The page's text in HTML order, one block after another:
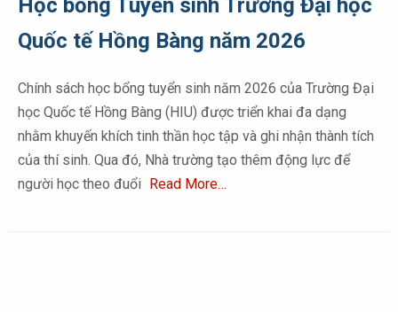
Học bổng Tuyển sinh Trường Đại học
Quốc tế Hồng Bàng năm 2026
Chính sách học bổng tuyển sinh năm 2026 của Trường Đại
học Quốc tế Hồng Bàng (HIU) được triển khai đa dạng
nhằm khuyến khích tinh thần học tập và ghi nhận thành tích
của thí sinh. Qua đó, Nhà trường tạo thêm động lực để
người học theo đuổi Read More…